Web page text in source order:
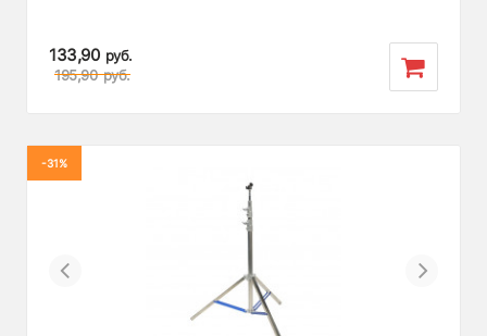
133,90 руб.
195,90 руб.
-31%
Previous Next